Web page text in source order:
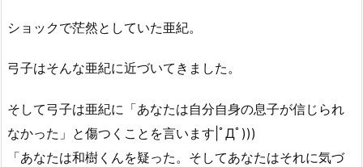
ショックで茫然としていた亜紀。
弓子はそんな亜紀に近づいてきました。
そして弓子は亜紀に「あなたは自分自身の息子が信じられ
なかった」と傷つくことを言います|ﾟДﾟ)))
「あなたは和樹くんを疑った。そしてあなたはそれに気づ